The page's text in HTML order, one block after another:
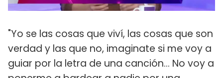
"Yo se las cosas que viví, las cosas que son
verdad y las que no, imaginate si me voy a
guiar por la letra de una canción... No voy a